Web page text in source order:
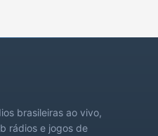
brasileiras ao vivo,
rádios e jogos de